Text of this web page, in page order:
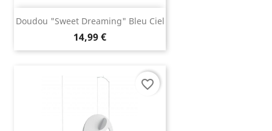
Doudou "Sweet Dreaming" Bleu Ciel
14,99 €
favorite_border